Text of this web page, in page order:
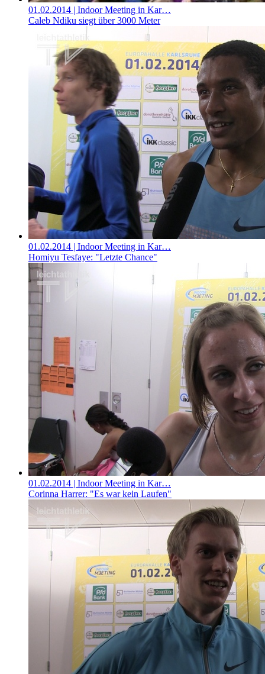
01.02.2014 | Indoor Meeting in Kar…
Caleb Ndiku siegt über 3000 Meter
01.02.2014 | Indoor Meeting in Kar…
Homiyu Tesfaye: "Letzte Chance"
01.02.2014 | Indoor Meeting in Kar…
Corinna Harrer: "Es war kein Laufen"